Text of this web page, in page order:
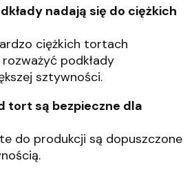
nadają się do ciężkich
ciężkich tortach
podkłady
sztywności.
tort są bezpieczne dla
do produkcji są dopuszczone